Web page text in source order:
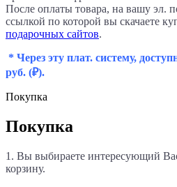
После оплаты товара, на вашу эл.
ссылкой по которой вы скачаете
подарочных сайтов.
* Через эту плат. систему,
руб. (₽).
Покупка
Покупка
1. Вы выбираете интересующий
корзину.